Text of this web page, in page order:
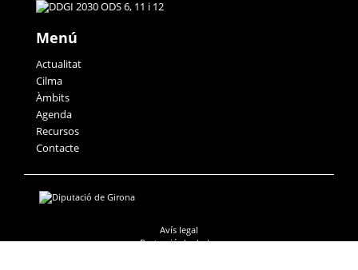
Menú
Actualitat
Cilma
Àmbits
Agenda
Recursos
Contacte
Avís legal
Protecció de dades